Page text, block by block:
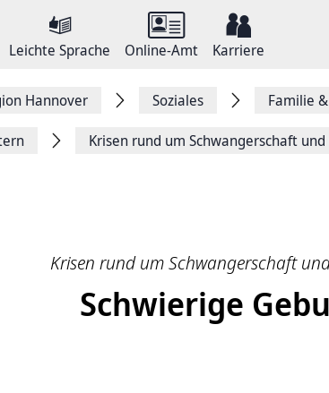
Leichte Sprache Online-Amt Karriere
Hannover Soziales Familie
Krisen rund um Schwangerschaft
Krisen rund um Schwangerschaft
Schwierige